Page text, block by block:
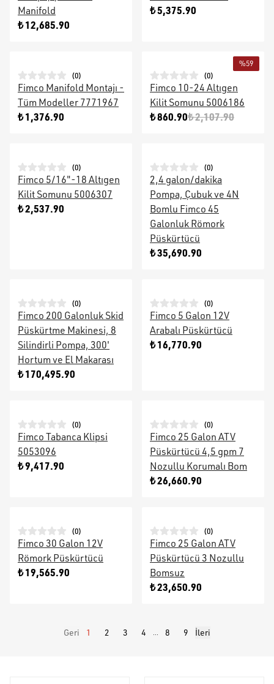
Manifold
₺ 12,685.90
₺ 5,375.90
(0)
Fimco Manifold Montajı -
Tüm Modeller 7771967
₺ 1,376.90
%59
(0)
Fimco 10-24 Altıgen
Kilit Somunu 5006186
₺ 860.90₺ 2,107.90
(0)
Fimco 5/16"-18 Altıgen
Kilit Somunu 5006307
₺ 2,537.90
(0)
2,4 galon/dakika
Pompa, Çubuk ve 4N
Bomlu Fimco 45
Galonluk Römork
Püskürtücü
₺ 35,690.90
(0)
Fimco 200 Galonluk Skid
Püskürtme Makinesi, 8
Silindirli Pompa, 300'
Hortum ve El Makarası
₺ 170,495.90
(0)
Fimco 5 Galon 12V
Arabalı Püskürtücü
₺ 16,770.90
(0)
Fimco Tabanca Klipsi
5053096
₺ 9,417.90
(0)
Fimco 25 Galon ATV
Püskürtücü 4,5 gpm 7
Nozullu Korumalı Bom
₺ 26,660.90
(0)
Fimco 30 Galon 12V
Römork Püskürtücü
₺ 19,565.90
(0)
Fimco 25 Galon ATV
Püskürtücü 3 Nozullu
Bomsuz
₺ 23,650.90
Geri 1 2 3 4 8 9 İleri